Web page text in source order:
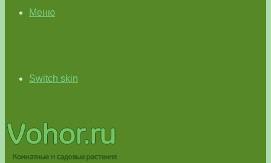
Меню
Switch skin